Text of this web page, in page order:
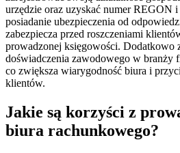
urzędzie oraz uzyskać numer REGON
posiadanie ubezpieczenia od
zabezpiecza przed roszczeniami
prowadzonej księgowości. Dodatkowo
doświadczenia zawodowego w branży
co zwiększa wiarygodność biura i
klientów.
Jakie są korzyści z
biura rachunkowego?